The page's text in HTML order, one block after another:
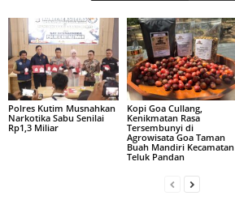
Polres Kutim Musnahkan
Narkotika Sabu Senilai
Rp1,3 Miliar
Kopi Goa Cullang,
Kenikmatan Rasa
Tersembunyi di
Agrowisata Goa Taman
Buah Mandiri Kecamatan
Teluk Pandan